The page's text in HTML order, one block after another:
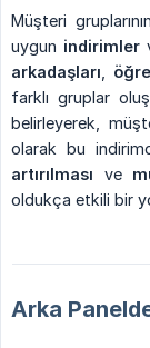
Müşteri
uygun indirimler
arkadaşları
farklı gruplar
belirleyerek,
olarak bu
artırılması ve
oldukça etkili bir
Arka